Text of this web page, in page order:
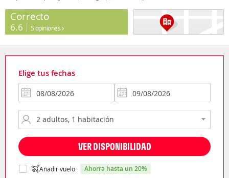
Correcto
6.6 5 opiniones
Elige tus fechas
VER DISPONIBILIDAD
Añadir vuelo ahorra hasta un 20%